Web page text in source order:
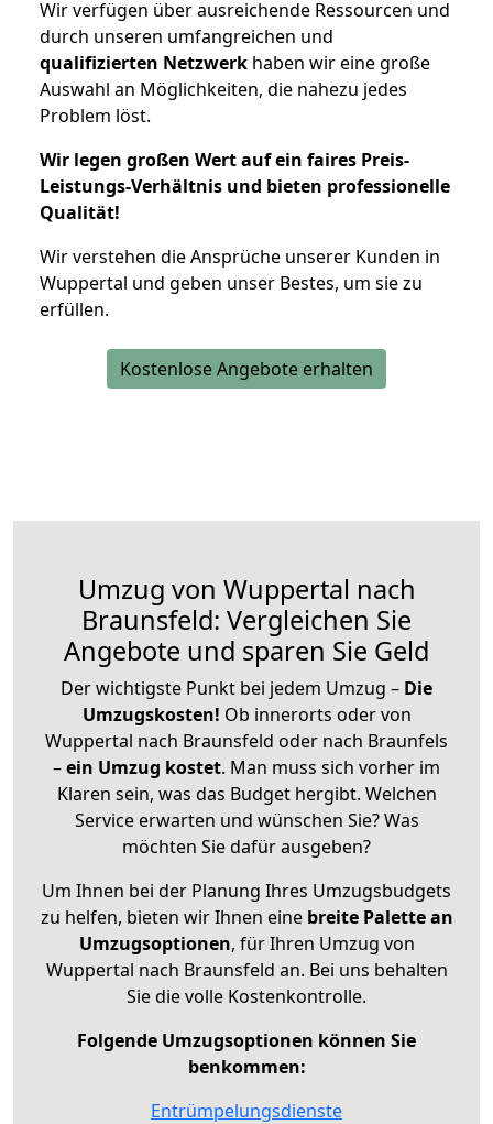
Wir verfügen über ausreichende Ressourcen und
durch unseren umfangreichen und
qualifizierten Netzwerk haben wir eine große
Auswahl an Möglichkeiten, die nahezu jedes
Problem löst.
Wir legen großen Wert auf ein faires Preis-
Leistungs-Verhältnis und bieten professionelle
Qualität!
Wir verstehen die Ansprüche unserer Kunden in
Wuppertal und geben unser Bestes, um sie zu
erfüllen.
Kostenlose Angebote erhalten
Umzug von Wuppertal nach
Braunsfeld: Vergleichen Sie
Angebote und sparen Sie Geld
Der wichtigste Punkt bei jedem Umzug – Die
Umzugskosten! Ob innerorts oder von
Wuppertal nach Braunsfeld oder nach Braunfels
–ein Umzug kostet. Man muss sich vorher im
Klaren sein, was das Budget hergibt. Welchen
Service erwarten und wünschen Sie? Was
möchten Sie dafür ausgeben?
Um Ihnen bei der Planung Ihres Umzugsbudgets
zu helfen, bieten wir Ihnen eine breite Palette an
Umzugsoptionen, für Ihren Umzug von
Wuppertal nach Braunsfeld an. Bei uns behalten
Sie die volle Kostenkontrolle.
Folgende Umzugsoptionen können Sie
benkommen:
Entrümpelungsdienste